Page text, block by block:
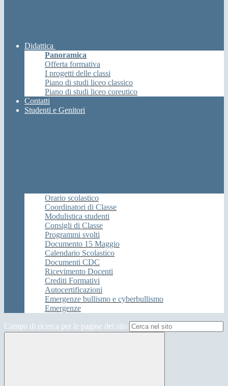
Didattica
Panoramica
Offerta formativa
I progetti delle classi
Piano di studi liceo classico
Piano di studi liceo coreutico
Contatti
Studenti e Genitori
Orario scolastico
Coordinatori di Classe
Modulistica studenti
Consigli di Classe
Programmi svolti
Documento 15 Maggio
Calendario Scolastico
Documenti CDC
Ricevimento Docenti
Crediti Formativi
Autocertificazioni
Emergenze bullismo e cyberbullismo
Emergenze
Campo di ricerca per le pagine del sito